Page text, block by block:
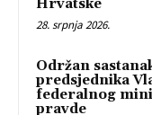
Hrvatske
28. srpnja 2026.
Održan
predsjednika
federalnog
pravde